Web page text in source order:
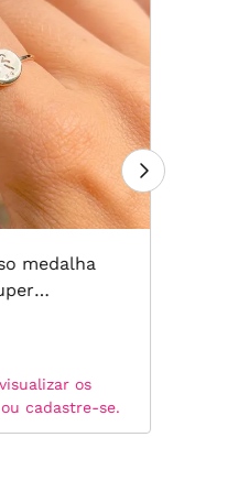
medalha
os
cadastre-se.